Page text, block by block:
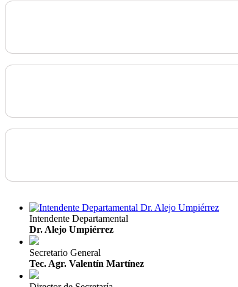
Intendente Departamental
Dr. Alejo Umpiérrez
Secretario General
Tec. Agr. Valentín Martínez